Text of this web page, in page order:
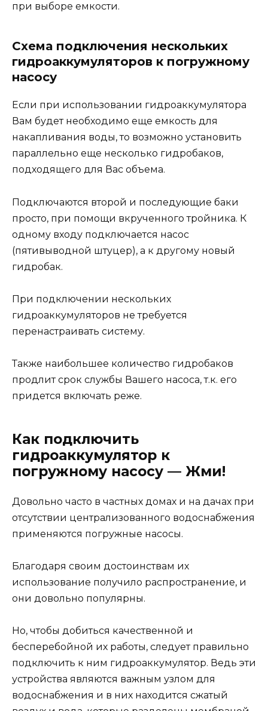
при выборе емкости.
Схема подключения нескольких
гидроаккумуляторов к погружному
насосу
Если при использовании гидроаккумулятора
Вам будет необходимо еще емкость для
накапливания воды, то возможно установить
параллельно еще несколько гидробаков,
подходящего для Вас объема.
Подключаются второй и последующие баки
просто, при помощи вкрученного тройника. К
одному входу подключается насос
(пятивыводной штуцер), а к другому новый
гидробак.
При подключении нескольких
гидроаккумуляторов не требуется
перенастраивать систему.
Также наибольшее количество гидробаков
продлит срок службы Вашего насоса, т.к. его
придется включать реже.
Как подключить
гидроаккумулятор к
погружному насосу — Жми!
Довольно часто в частных домах и на дачах при
отсутствии централизованного водоснабжения
применяются погружные насосы.
Благодаря своим достоинствам их
использование получило распространение, и
они довольно популярны.
Но, чтобы добиться качественной и
бесперебойной их работы, следует правильно
подключить к ним гидроаккумулятор. Ведь эти
устройства являются важным узлом для
водоснабжения и в них находится сжатый